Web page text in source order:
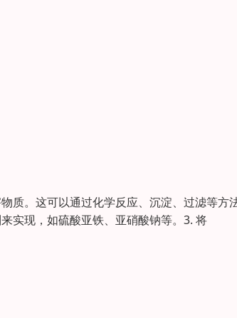
质。这可以通过化学反应、沉淀、过滤等方
实现，如硫酸亚铁、亚硝酸钠等。3. 将